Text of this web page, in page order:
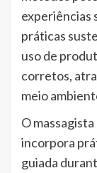
experiências
práticas
uso de
corretos,
meio
O
incorpora
guiada